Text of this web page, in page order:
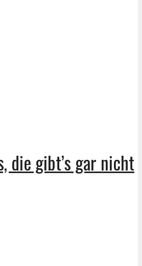
die gibt’s gar nicht